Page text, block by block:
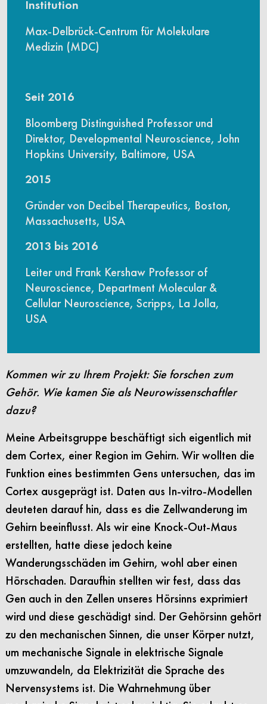
Institution
Max-Delbrück-Centrum für Molekulare
Medizin (MDC)
Seit 2016
Bloomberg Distinguished Professor und
Direktor, Developmental Neuroscience, John
Hopkins University, Baltimore, USA
2015
Gründer von Decibel Therapeutics, Boston,
Massachusetts, USA
2013 bis 2016
Leiter und Frank Kershaw Professor of
Neuroscience, Department Molecular &
Cellular Neuroscience, Scripps, La Jolla,
USA
Kommen wir zu Ihrem Projekt: Sie forschen zum
Gehör. Wie kamen Sie als Neurowissenschaftler
dazu?
Meine Arbeitsgruppe beschäftigt sich eigentlich mit
dem Cortex, einer Region im Gehirn. Wir wollten die
Funktion eines bestimmten Gens untersuchen, das im
Cortex ausgeprägt ist. Daten aus In-vitro-Modellen
deuteten darauf hin, dass es die Zellwanderung im
Gehirn beeinflusst. Als wir eine Knock-Out-Maus
erstellten, hatte diese jedoch keine
Wanderungsschäden im Gehirn, wohl aber einen
Hörschaden. Daraufhin stellten wir fest, dass das
Gen auch in den Zellen unseres Hörsinns exprimiert
wird und diese geschädigt sind. Der Gehörsinn gehört
zu den mechanischen Sinnen, die unser Körper nutzt,
um mechanische Signale in elektrische Signale
umzuwandeln, da Elektrizität die Sprache des
Nervensystems ist. Die Wahrnehmung über